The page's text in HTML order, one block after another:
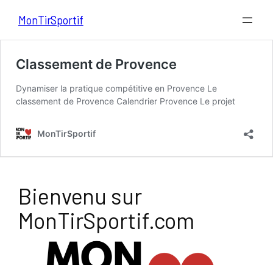
contenu
MonTirSportif
Bienvenu sur
MonTirSportif.com